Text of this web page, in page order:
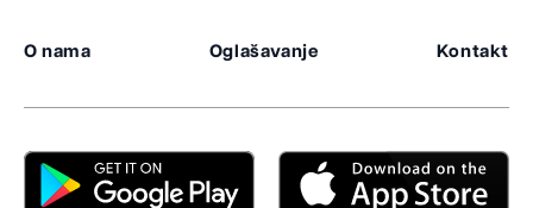
O nama Oglašavanje Kontakt